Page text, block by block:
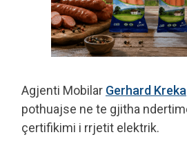
Agjenti Mobilar Gerhard Kreka
pothuajse ne te gjitha
çertifikimi i rrjetit elektrik.